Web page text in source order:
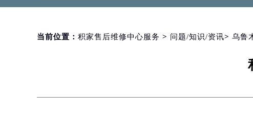
2026年8月积家售后服务中心最新网点地址
北京市东城区东长安街1号东方广场写字楼
上海市徐汇区虹桥路3号港汇中心写字楼2
当前位置： 积家售后维修中心服务 > 问题/知识/资讯> 乌鲁